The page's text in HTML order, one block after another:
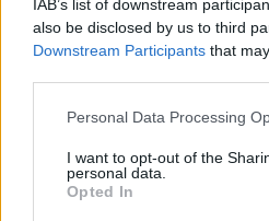
IAB’s list of downstream
also be disclosed by us to third
Downstream Participants that
Personal Data Processing
I want to opt-out of the
personal data.
Opted In
στην μπροστινή πόρτα,
άφιξή τους, σε στάση που
Ο καθένας που θα το
εμφράγματος!
Η πληροφόρηση και η